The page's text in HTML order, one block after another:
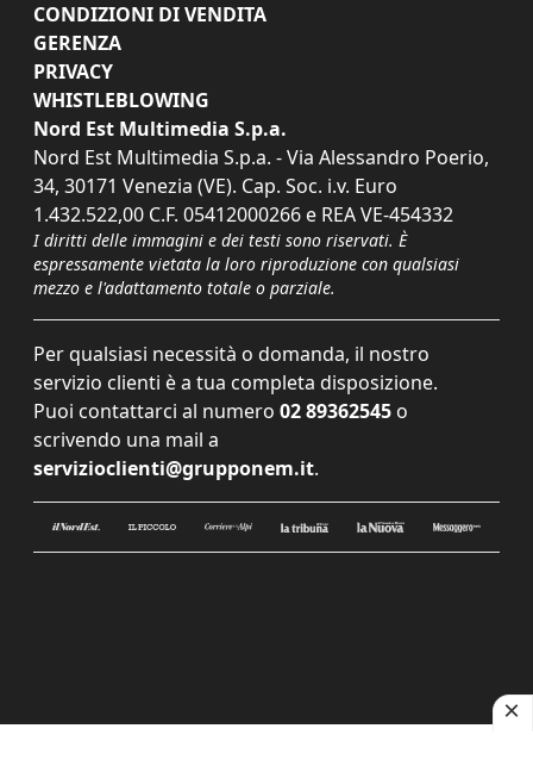
CONDIZIONI DI VENDITA
GERENZA
PRIVACY
WHISTLEBLOWING
Nord Est Multimedia S.p.a.
Nord Est Multimedia S.p.a. - Via Alessandro Poerio,
34, 30171 Venezia (VE). Cap. Soc. i.v. Euro
1.432.522,00 C.F. 05412000266 e REA VE-454332
I diritti delle immagini e dei testi sono riservati. È
espressamente vietata la loro riproduzione con qualsiasi
mezzo e l'adattamento totale o parziale.
Per qualsiasi necessità o domanda, il nostro
servizio clienti è a tua completa disposizione.
Puoi contattarci al numero 02 89362545 o
scrivendo una mail a
servizioclienti@grupponem.it.